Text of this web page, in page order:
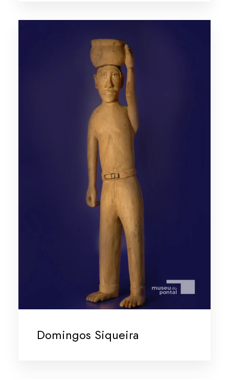
Domingos Siqueira